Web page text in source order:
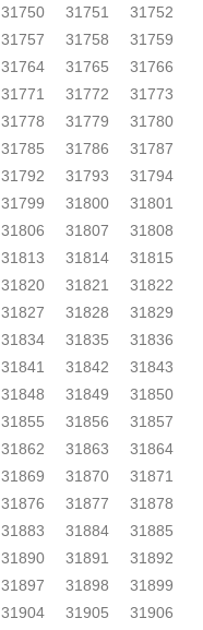
31750 31751
31752
31757 31758
31759
31764 31765
31766
31771 31772
31773
31778 31779
31780
31785 31786
31787
31792 31793
31794
31799 31800
31801
31806 31807
31808
31813 31814
31815
31820 31821
31822
31827 31828
31829
31834 31835
31836
31841 31842
31843
31848 31849
31850
31855 31856
31857
31862 31863
31864
31869 31870
31871
31876 31877
31878
31883 31884
31885
31890 31891
31892
31897 31898
31899
31904 31905
31906